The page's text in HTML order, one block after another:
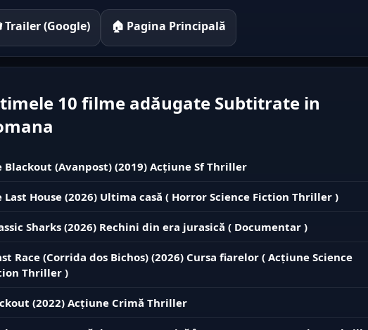
Trailer (Google) 🏠 Pagina Principală
10 filme adăugate Subtitrate in
Blackout (Avanpost) (2019) Acțiune Sf Thriller
Last House (2026) Ultima casă ( Horror Science Fiction Thriller )
Sharks (2026) Rechini din era jurasică ( Documentar )
Race (Corrida dos Bichos) (2026) Cursa fiarelor ( Acțiune Science
Thriller )
(2022) Acțiune Crimă Thriller